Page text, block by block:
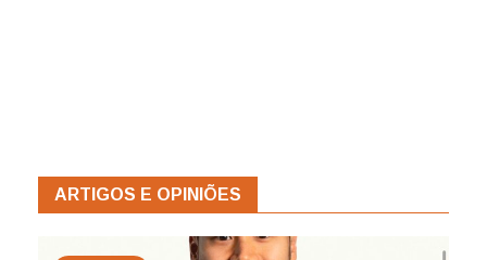
ARTIGOS E OPINIÕES